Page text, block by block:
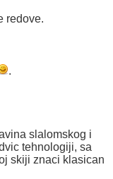
redove.
.
slalomskog i
tehnologiji, sa
skiji znaci klasican